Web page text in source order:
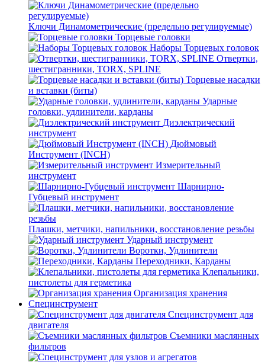
Ключи Динамометрические (предельно регулируемые)
Торцевые головки
Наборы Торцевых головок
Отвертки,
шестигранники, TORX, SPLINE
Торцевые насадки
и вставки (биты)
Ударные
головки, удлинители, карданы
Диэлектрический
инструмент
Дюймовый
Инструмент (INCH)
Измерительный
инструмент
Шарнирно-
Губцевый инструмент
Плашки, метчики, напильники, восстановление резьбы
Ударный инструмент
Воротки, Удлинители
Переходники, Карданы
Клепальники,
пистолеты для герметика
Организация хранения
Специнструмент
Специнструмент для
двигателя
Съемники маслянных
фильтров